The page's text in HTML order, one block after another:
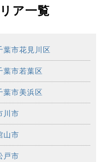
ア一覧
葉市花見川区
葉市若葉区
葉市美浜区
川市
山市
戸市